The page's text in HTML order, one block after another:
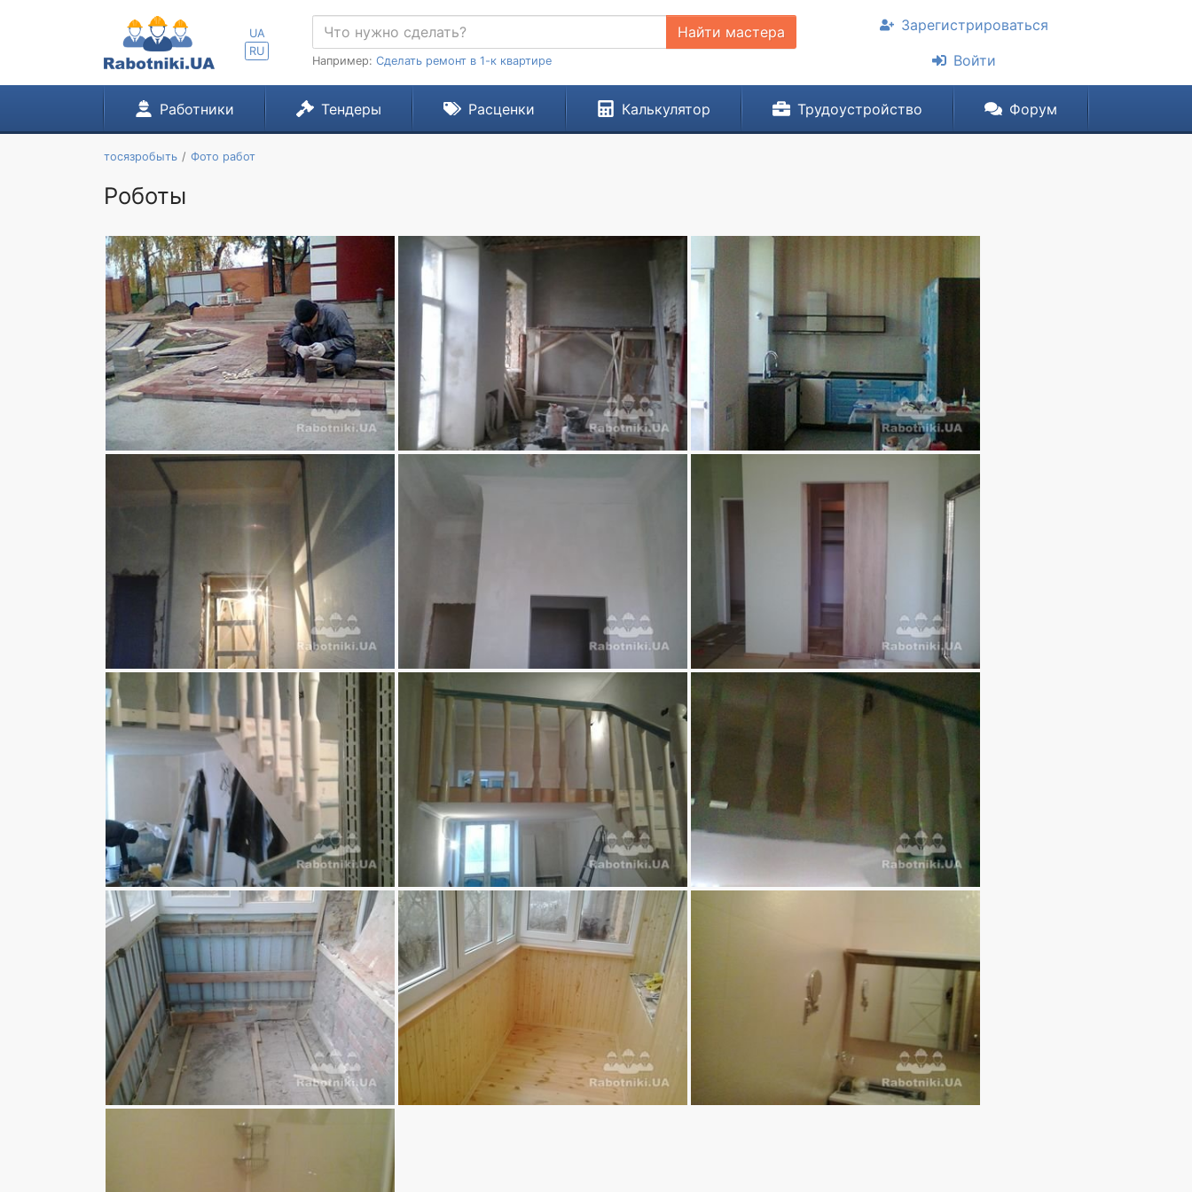
UA
RU
Найти мастера
Например: Сделать ремонт в 1-к квартире
Зарегистрироваться
Войти
Работники Тендеры Расценки Калькулятор Трудоустройство Форум
тосязробыть Фото работ
Роботы